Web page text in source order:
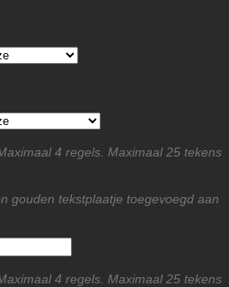
4 regels. Maximaal 25 tekens
gouden tekstplaatje toegevoegd aan
4 regels. Maximaal 25 tekens